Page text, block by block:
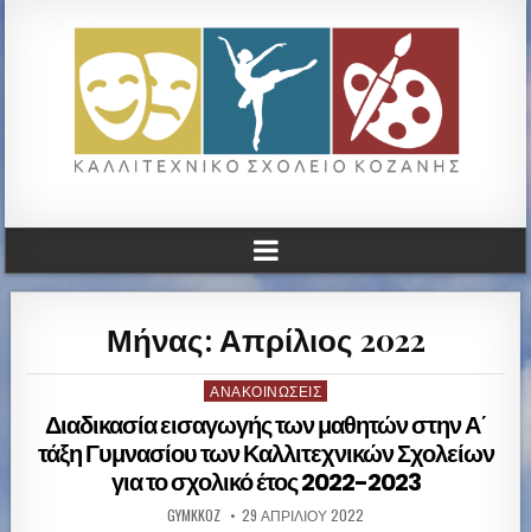
ΚΑΛΛΙΤΕΧΝΙΚΟ ΓΥΜΝΑΣΙΟ
ΚΟΖΑΝΗΣ
Μήνας: Απρίλιος 2022
P
s
t
e
d
ΑΝΑΚΟΙΝΏΣΕΙΣ
Διαδικασία εισαγωγής των μαθητών στην Α΄
τάξη Γυμνασίου των Καλλιτεχνικών Σχολείων
για το σχολικό έτος 2022-2023
GYMKKOZ 29 ΑΠΡΙΛΊΟΥ 2022